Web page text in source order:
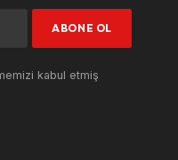
kabul etmiş